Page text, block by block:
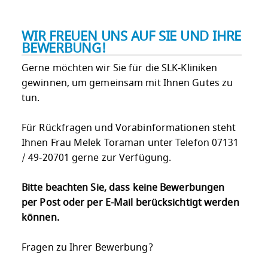
WIR FREUEN UNS AUF SIE UND IHRE
BEWERBUNG!
Gerne möchten wir Sie für die SLK-Kliniken
gewinnen, um gemeinsam mit Ihnen Gutes zu
tun.
Für Rückfragen und Vorabinformationen steht
Ihnen Frau Melek Toraman unter Telefon 07131
/ 49-20701 gerne zur Verfügung.
Bitte beachten Sie, dass keine Bewerbungen
per Post oder per E-Mail berücksichtigt werden
können.
Fragen zu Ihrer Bewerbung?